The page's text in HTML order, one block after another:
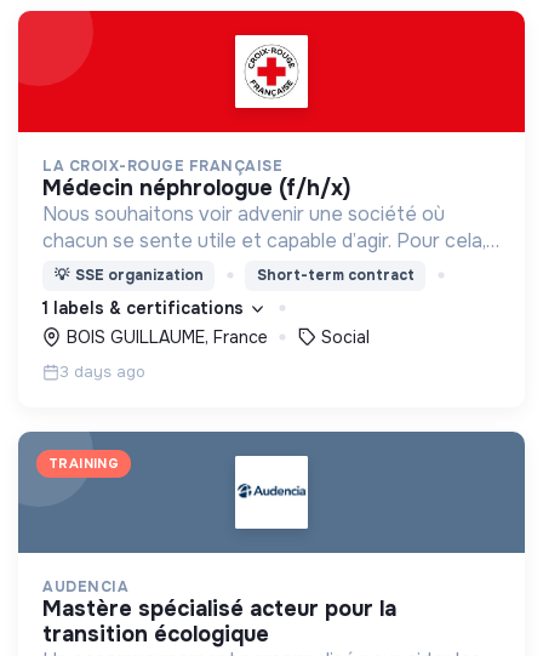
LA CROIX-ROUGE FRANÇAISE
médecin néphrologue (f/h/x)
Nous souhaitons voir advenir une société où
chacun se sente utile et capable d’agir. Pour cela,
nous proposons des moyens et des lieux
d’engagement innovants et adaptés à tous.
💡 SSE organization Short-term contract
1 labels & certifications
BOIS GUILLAUME, France
Social
3 days ago
TRAINING
AUDENCIA
mastère spécialisé acteur pour la
transition écologique